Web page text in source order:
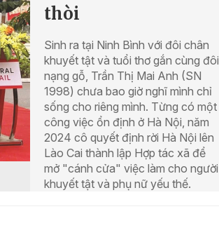
thòi
Sinh ra tại Ninh Bình với đôi chân
khuyết tật và tuổi thơ gắn cùng đôi
nạng gỗ, Trần Thị Mai Anh (SN
1998) chưa bao giờ nghĩ mình chỉ
sống cho riêng mình. Từng có một
công việc ổn định ở Hà Nội, năm
2024 cô quyết định rời Hà Nội lên
Lào Cai thành lập Hợp tác xã để
mở "cánh cửa" việc làm cho người
khuyết tật và phụ nữ yếu thế.